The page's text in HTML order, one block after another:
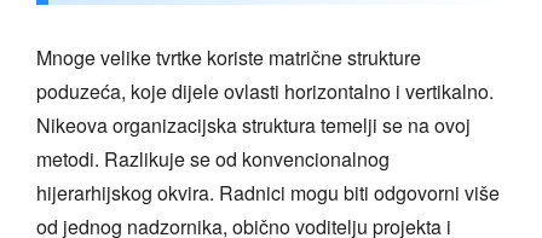
Mnoge velike tvrtke koriste matrične strukture
poduzeća, koje dijele ovlasti horizontalno i vertikalno.
Nikeova organizacijska struktura temelji se na ovoj
metodi. Razlikuje se od konvencionalnog
hijerarhijskog okvira. Radnici mogu biti odgovorni više
od jednog nadzornika, obično voditelju projekta i